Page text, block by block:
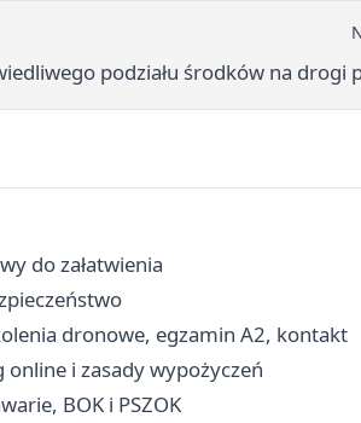
podziału środków na drogi
do załatwienia
dronowe, egzamin A2, kontakt
i zasady wypożyczeń
BOK i PSZOK